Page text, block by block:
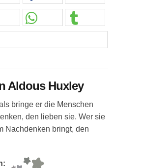
Aldous Huxley
bringe er die Menschen
den lieben sie. Wer sie
Nachdenken bringt, den